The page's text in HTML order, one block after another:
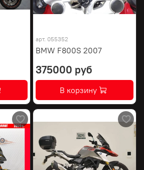
арт. 055352
BMW F800S 2007
375000 руб
В корзину